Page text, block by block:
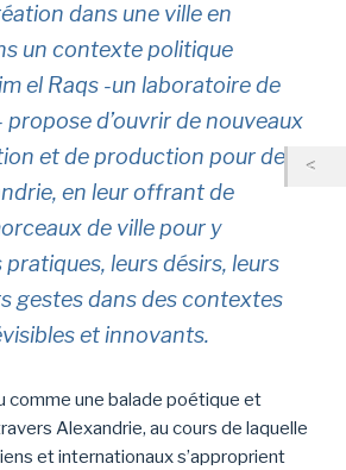
dans une ville en
un contexte politique
el Raqs -un laboratoire de
d’ouvrir de nouveaux
et de production pour des
en leur offrant de
de ville pour y
leurs désirs, leurs
gestes dans des contextes
et innovants.
comme une balade poétique et
Alexandrie, au cours de laquelle
et internationaux s’approprient